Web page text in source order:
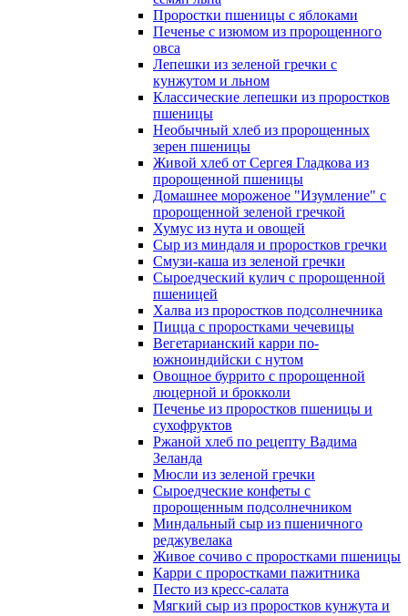
Проростки пшеницы с яблоками
Печенье с изюмом из пророщенного
овса
Лепешки из зеленой гречки с
кунжутом и льном
Классические лепешки из проростков
пшеницы
Необычный хлеб из пророщенных
зерен пшеницы
Живой хлеб от Сергея Гладкова из
пророщенной пшеницы
Домашнее мороженое "Изумление" с
пророщенной зеленой гречкой
Хумус из нута и овощей
Сыр из миндаля и проростков гречки
Смузи-каша из зеленой гречки
Сыроедческий кулич с пророщенной
пшеницей
Халва из проростков подсолнечника
Пицца с проростками чечевицы
Вегетарианский карри по-
южноиндийски с нутом
Овощное буррито с пророщенной
люцерной и брокколи
Печенье из проростков пшеницы и
сухофруктов
Ржаной хлеб по рецепту Вадима
Зеланда
Мюсли из зеленой гречки
Сыроедческие конфеты с
пророщенным подсолнечником
Миндальный сыр из пшеничного
реджувелака
Живое сочиво с проростками пшеницы
Карри с проростками пажитника
Песто из кресс-салата
Мягкий сыр из проростков кунжута и